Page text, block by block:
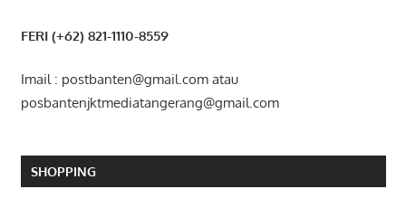
FERI (+62) 821-1110-8559
Imail : postbanten@gmail.com atau
posbantenjktmediatangerang@gmail.com
SHOPPING